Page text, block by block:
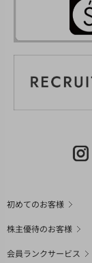
初めてのお客様
株主優待のお客様
会員ランクサービス